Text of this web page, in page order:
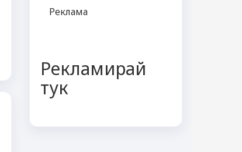
Реклама
Рекламирай
тук